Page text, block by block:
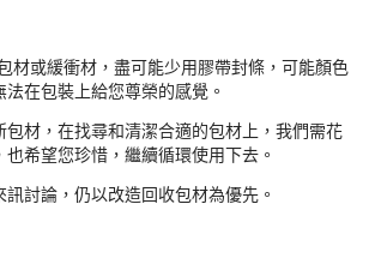
材或緩衝材，盡可能少用膠帶封條，可能顏色
在包裝上給您尊榮的感覺。
包材，在找尋和清潔合適的包材上，我們需花
希望您珍惜，繼續循環使用下去。
討論，仍以改造回收包材為優先。